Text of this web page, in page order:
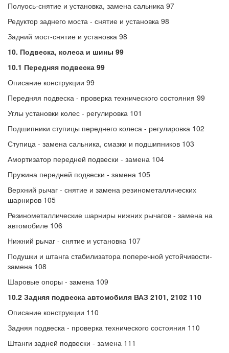
Полуось-снятие и установка, замена сальника 97
Редуктор заднего моста - снятие и установка 98
Задний мост-снятие и установка 98
10. Подвеска, колеса и шины 99
10.1 Передняя подвеска 99
Описание конструкции 99
Передняя подвеска - проверка технического состояния 99
Углы установки колес - регулировка 101
Подшипники ступицы переднего колеса - регулировка 102
Ступица - замена сальника, смазки и подшипников 103
Амортизатор передней подвески - замена 104
Пружина передней подвески - замена 105
Верхний рычаг - снятие и замена резинометаллических
шарниров 105
Резинометаллические шарниры нижних рычагов - замена на
автомобиле 106
Нижний рычаг - снятие и установка 107
Подушки и штанга стабилизатора поперечной устойчивости-
замена 108
Шаровые опоры - замена 109
10.2 Задняя подвеска автомобиля ВАЗ 2101, 2102 110
Описание конструкции 110
Задняя подвеска - проверка технического состояния 110
Штанги задней подвески - замена 111